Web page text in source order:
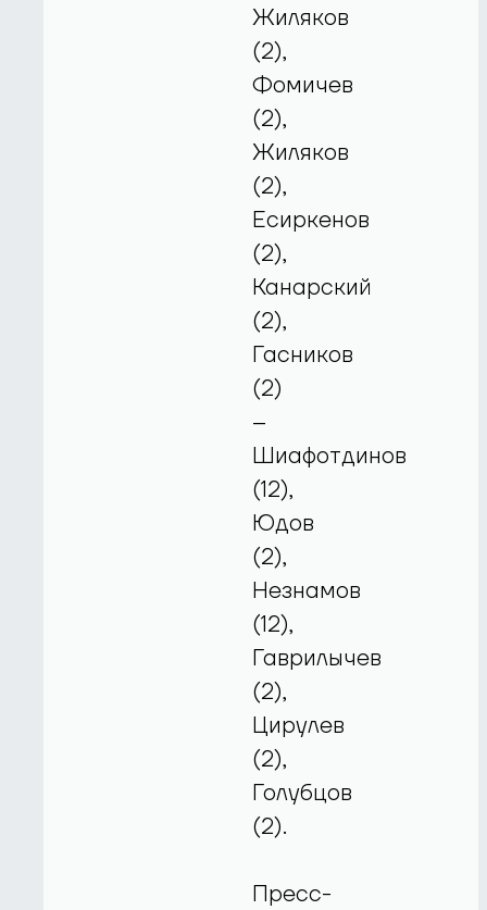
Жиляков
(2),
Фомичев
(2),
Жиляков
(2),
Есиркенов
(2),
Канарский
(2),
Гасников
(2)
–
Шиафотдинов
(12),
Юдов
(2),
Незнамов
(12),
Гаврилычев
(2),
Цирулев
(2),
Голубцов
(2).
Пресс-